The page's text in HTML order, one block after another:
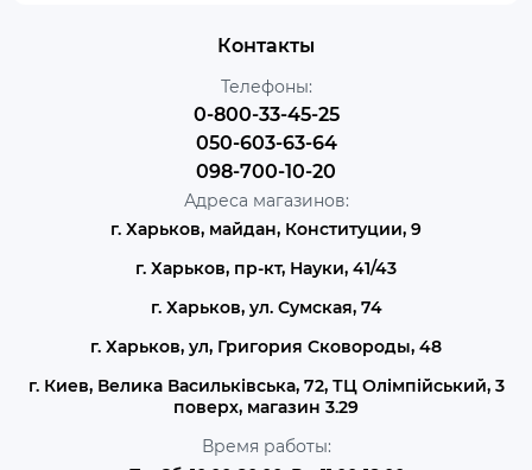
Контакты
Телефоны:
0-800-33-45-25
050-603-63-64
098-700-10-20
Адреса магазинов:
г. Харьков, майдан, Конституции, 9
г. Харьков, пр-кт, Науки, 41/43
г. Харьков, ул. Сумская, 74
г. Харьков, ул, Григория Сковороды, 48
г. Киев, Велика Васильківська, 72, ТЦ Олімпійський, 3
поверх, магазин 3.29
Время работы: